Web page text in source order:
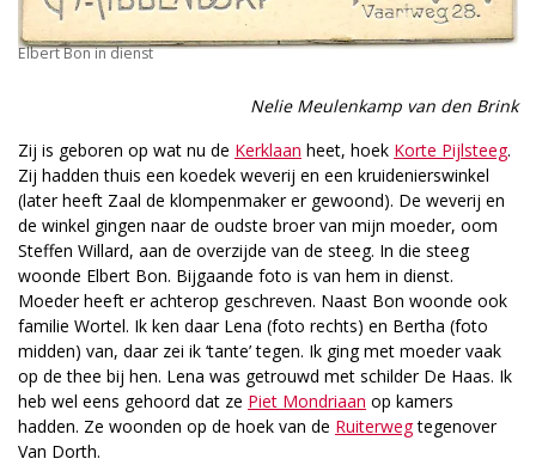
Elbert Bon in dienst
Nelie Meulenkamp van den Brink
Zij is geboren op wat nu de Kerklaan heet, hoek Korte Pijlsteeg.
Zij hadden thuis een koedek weverij en een kruidenierswinkel
(later heeft Zaal de klompenmaker er gewoond). De weverij en
de winkel gingen naar de oudste broer van mijn moeder, oom
Steffen Willard, aan de overzijde van de steeg. In die steeg
woonde Elbert Bon. Bijgaande foto is van hem in dienst.
Moeder heeft er achterop geschreven. Naast Bon woonde ook
familie Wortel. Ik ken daar Lena (foto rechts) en Bertha (foto
midden) van, daar zei ik ‘tante’ tegen. Ik ging met moeder vaak
op de thee bij hen. Lena was getrouwd met schilder De Haas. Ik
heb wel eens gehoord dat ze Piet Mondriaan op kamers
hadden. Ze woonden op de hoek van de Ruiterwegtegenover
Van Dorth.